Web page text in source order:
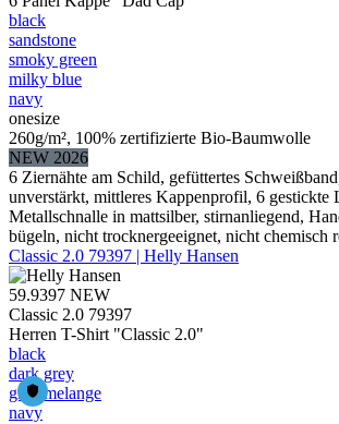
black
sandstone
smoky green
milky blue
navy
onesize
260g/m², 100% zertifizierte Bio-Baumwolle
NEW 2026
6 Ziernähte am Schild, gefüttertes
unverstärkt, mittleres Kappenprofil, 6 gestickte
Metallschnalle in mattsilber, stirnanliegend,
bügeln, nicht trocknergeeignet, nicht chemisch
Classic 2.0 79397 | Helly Hansen
59.9397 NEW
Classic 2.0 79397
Herren T-Shirt "Classic 2.0"
black
dark grey
grey melange
navy